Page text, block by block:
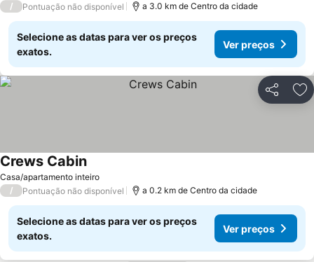
/ Pontuação não disponível a 3.0 km de Centro da cidade
Selecione as datas para ver os preços
exatos.
Ver preços
Partilhar
Casa/apartamento inteiro
Crews Cabin
/ Pontuação não disponível a 0.2 km de Centro da cidade
Selecione as datas para ver os preços
exatos.
Ver preços